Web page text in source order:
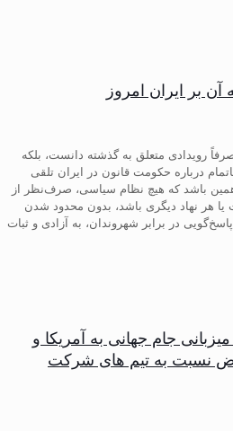
بر ایران امروز
رویدادی متعلق به گذشته دانست، بلکه
درباره حکومت قانون در ایران تلقی
باشد که هیچ نظام سیاسی، صرف‌نظر از
هر نهاد دیگری باشد، بدون محدود شدن
در برابر شهروندان، به آزادی و ثبات
جام جهانی به آمریکا و
نسبت به تیم های شرکت